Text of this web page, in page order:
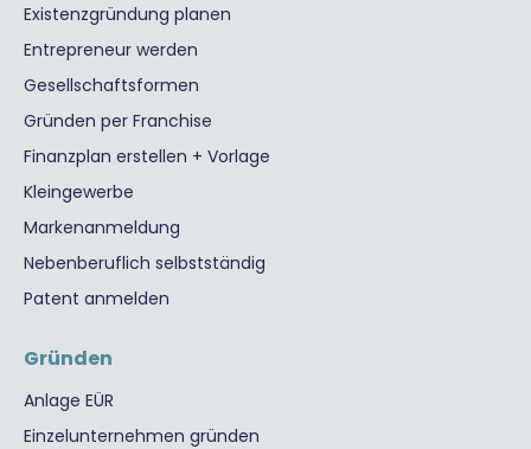
Existenzgründung planen
Entrepreneur werden
Gesellschaftsformen
Gründen per Franchise
Finanzplan erstellen + Vorlage
Kleingewerbe
Markenanmeldung
Nebenberuflich selbstständig
Patent anmelden
Gründen
Anlage EÜR
Einzelunternehmen gründen